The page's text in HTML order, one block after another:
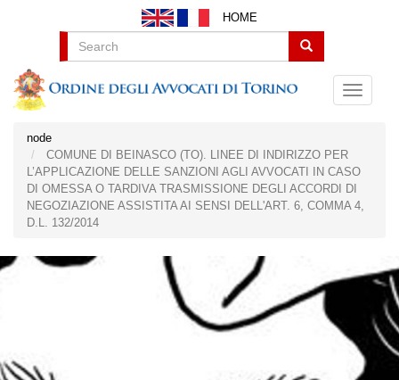
HOME
Search
node
COMUNE DI BEINASCO (TO). LINEE DI INDIRIZZO PER
L’APPLICAZIONE DELLE SANZIONI AGLI AVVOCATI IN CASO
DI OMESSA O TARDIVA TRASMISSIONE DEGLI ACCORDI DI
NEGOZIAZIONE ASSISTITA AI SENSI DELL'ART. 6, COMMA 4,
D.L. 132/2014